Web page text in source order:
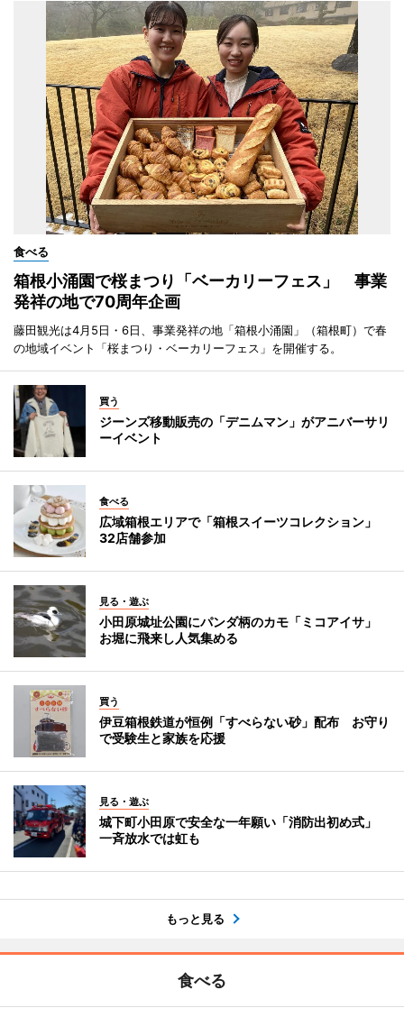
食べる
箱根小涌園で桜まつり「ベーカリーフェス」 事業
発祥の地で70周年企画
藤田観光は4月5日・6日、事業発祥の地「箱根小涌園」（箱根町）で春
の地域イベント「桜まつり・ベーカリーフェス」を開催する。
買う
ジーンズ移動販売の「デニムマン」がアニバーサリ
ーイベント
食べる
広域箱根エリアで「箱根スイーツコレクション」
32店舗参加
見る・遊ぶ
小田原城址公園にパンダ柄のカモ「ミコアイサ」
お堀に飛来し人気集める
買う
伊豆箱根鉄道が恒例「すべらない砂」配布 お守り
で受験生と家族を応援
見る・遊ぶ
城下町小田原で安全な一年願い「消防出初め式」
一斉放水では虹も
もっと見る
食べる